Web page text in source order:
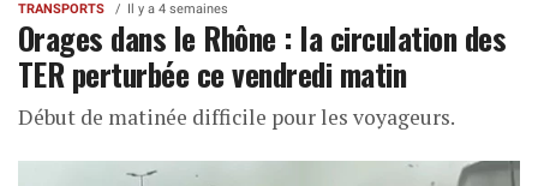
TRANSPORTS Il y a 4 semaines
Orages dans le Rhône : la circulation des
TER perturbée ce vendredi matin
Début de matinée difficile pour les voyageurs.